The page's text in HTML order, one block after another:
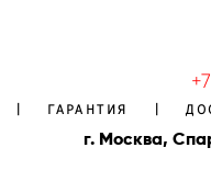
г. Москва,
ГАРАНТИЯ
ГАРАНТИЯ